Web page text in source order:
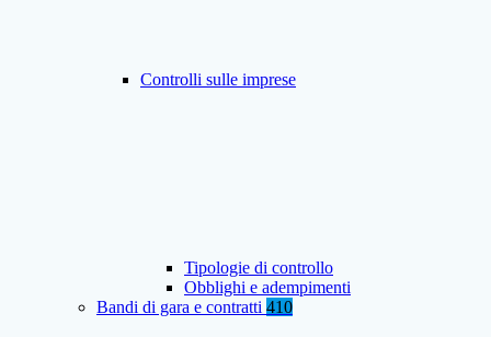
Controlli sulle imprese
Tipologie di controllo
Obblighi e adempimenti
Bandi di gara e contratti 410